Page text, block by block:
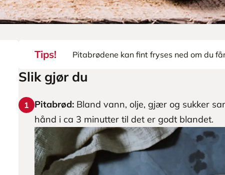
Tips! Pitabrødene kan fint fryses ned om du
Slik gjør du
1 Pitabrød: Bland vann, olje, gjær og sukker
hånd i ca 3 minutter til det er godt blandet.